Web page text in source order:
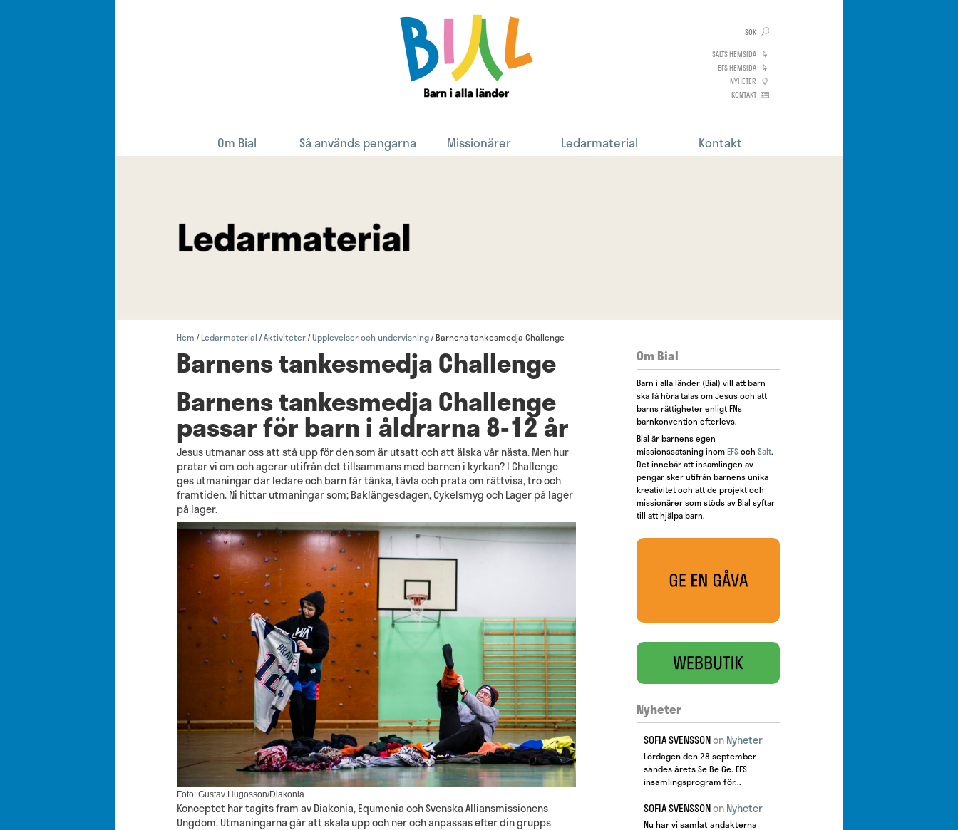
SALTS HEMSIDA
EFS HEMSIDA
NYHETER
KONTAKT
Om Bial Så används pengarna Missionärer Ledarmaterial Kontakt
Hem / Ledarmaterial /Aktiviteter /Upplevelser och undervisning / Barnens tankesmedja Challenge
Barnens tankesmedja Challenge
Barnens tankesmedja Challenge
passar för barn i åldrarna 8-12 år
Jesus utmanar oss att stå upp för den som är utsatt och att älska vår nästa. Men hur
pratar vi om och agerar utifrån det tillsammans med barnen i kyrkan? I Challenge
ges utmaningar där ledare och barn får tänka, tävla och prata om rättvisa, tro och
framtiden. Ni hittar utmaningar som; Baklängesdagen, Cykelsmyg och Lager på lager
på lager.
Foto: Gustav Hugosson/Diakonia
Konceptet har tagits fram av Diakonia, Equmenia och Svenska Alliansmissionens
Ungdom. Utmaningarna går att skala upp och ner och anpassas efter din grupps
Om Bial
Barn i alla länder (Bial) vill att barn
ska få höra talas om Jesus och att
barns rättigheter enligt FNs
barnkonvention efterlevs.
Bial är barnens egen
missionssatsning inomEFS och Salt.
Det innebär att insamlingen av
pengar sker utifrån barnens unika
kreativitet och att de projekt och
missionärer som stöds av Bial syftar
till att hjälpa barn.
Nyheter
SOFIA SVENSSONonNyheter
Lördagen den 28 september
sändes årets Se Be Ge. EFS
insamlingsprogram för...
SOFIA SVENSSONonNyheter
Nu har vi samlat andakterna